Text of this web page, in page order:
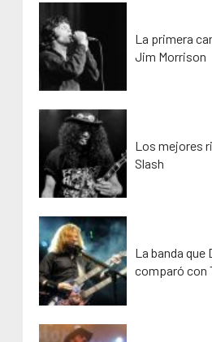
La primera
Jim Morrison
Los mejores
Slash
La banda que
comparó con